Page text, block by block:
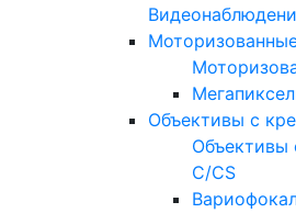
Объективы с
Объективы
C/CS